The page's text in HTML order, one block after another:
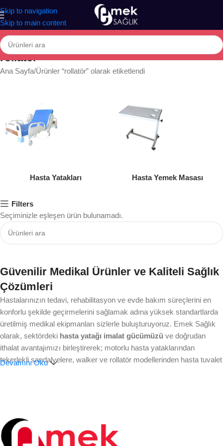
Skip to navigation
Skip to main content
rollatör
Ana Sayfa Ürünler “rollatör” olarak etiketlendi
Hasta Yatakları Hasta Yemek Masası
Filters
Seçiminizle eşleşen ürün bulunamadı.
Güvenilir Medikal Ürünler ve Kaliteli Sağlık
Çözümleri
Hastalarınızın tedavi, rehabilitasyon ve evde bakım süreçlerini en
konforlu şekilde geçirmelerini sağlamak adına yüksek standartlarda
üretilmiş medikal ekipmanları sizlerle buluşturuyoruz. Emek Sağlık
olarak, sektördeki hasta yatağı imalat gücümüzü ve doğrudan
ithalat avantajımızı birleştirerek; motorlu hasta yataklarından
tekerlekli sandalyelere, walker ve rollatör modellerinden hasta tuvalet
Sağlık profesyonellerinin, kliniklerin, medikal firmaların ve hasta
yakınlarının ihtiyaçlarına en doğru çözümleri sunarken; dayanıklılık,
Devamını Oku